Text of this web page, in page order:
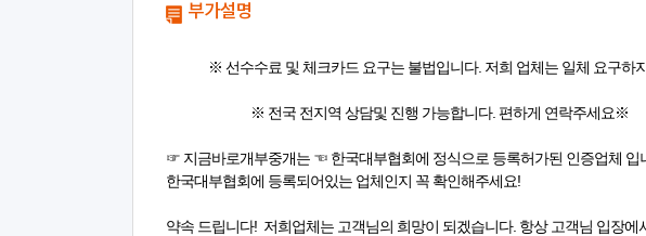
부가설명
※ 선수수료 및 체크카드 요구는 불법입니다. 저희 업체는 일체 요구하
※ 전국 전지역 상담및 진행 가능합니다. 편하게 연락주세요※
☞ 지금바로개부중개는 ☜ 한국대부협회에 정식으로 등록허가된 인증업체 입
한국대부협회에 등록되어있는 업체인지 꼭 확인해주세요!
약속 드립니다! 저희업체는 고객님의 희망이 되겠습니다. 항상 고객님 입장에